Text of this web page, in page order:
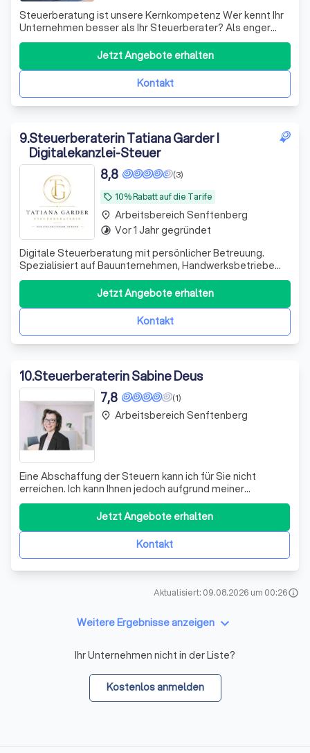
Steuerberatung ist unsere Kernkompetenz Wer kennt Ihr
Unternehmen besser als Ihr Steuerberater? Als enger
Partner an Ihrer Seite wissen wir, wie das Herz Ihres
Unternehmens schlägt und verknüpfen dieses Wissen mit
einem neutralen, klaren Blick für das Wesentliche. So
helfen wir Ihnen, mit den richtiKontakt
Jetzt Angebote erhalten
9.Steuerberaterin Tatiana Garder I
Digitalekanzlei-Steuer
local_offer 10% Rabatt auf die Tarife
(3)
8,8
Digitale Steuerberatung mit persönlicher Betreuung.
Spezialisiert auf Bauunternehmen, Handwerksbetriebe
und technische Dienstleister. Beratung und direkte
Ansprechpartnerin statt anonymer Großkanzlei.
Kontakt
Jetzt Angebote erhalten
place Arbeitsbereich Senftenberg
timelapse Vor 1 Jahr gegründet
10.Steuerberaterin Sabine Deus
(1)
7,8
Eine Abschaffung der Steuern kann ich für Sie nicht
erreichen. Ich kann Ihnen jedoch aufgrund meiner
fundierten Kenntnisse als kompetente Ansprechpartnerin
in Ihren Steuerange­legenheiten mit Rat und Tat hilfreich
zur Seite stehen, um Sie sicher durch das Steuerlabyrinth
zu führen.
Kontakt
Jetzt Angebote erhalten
place Arbeitsbereich Senftenberg
Aktualisiert: 09.08.2026 um 00:26info
Weitere Ergebnisse anzeigen keyboard_arrow_down
Ihr Unternehmen nicht in der Liste?
Kostenlos anmelden